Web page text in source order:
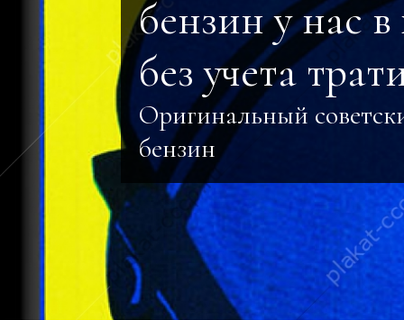
бензин у нас в
без учета
Оригинальный
бензин